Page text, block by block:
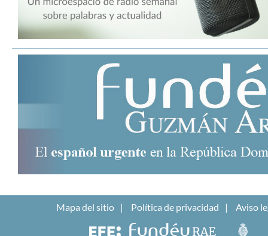
Mapa del sitio Política de privacidad Aviso